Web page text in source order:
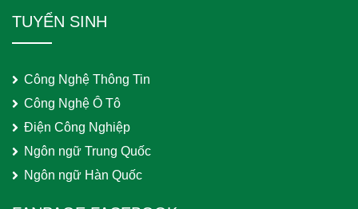
TUYỂN SINH
Công Nghệ Thông Tin
Công Nghệ Ô Tô
Điện Công Nghiệp
Ngôn ngữ Trung Quốc
Ngôn ngữ Hàn Quốc